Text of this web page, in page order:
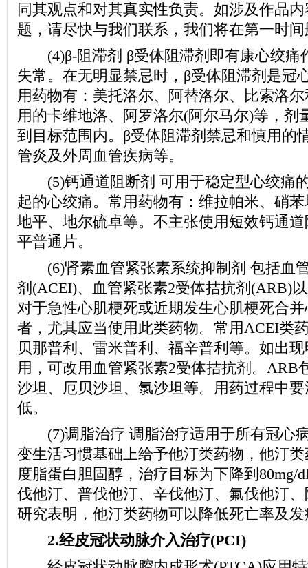
同其观点和对其真实性负责。如涉及作品
题，请尽快与我们联系，我们将在第一时
(4)β-阻滞剂 β受体阻滞剂即有康心绞痛
失常。在无明显禁忌时，β受体阻滞剂是冠
用药物有：美托洛尔、阿替洛尔、比索洛
用的卡维地洛、阿罗洛尔(阿尔马尔)等，剂
到目标范围内。β受体阻滞剂禁忌和慎用的
管炎及外周血管疾病等。
(5)钙通道阻断剂 可用于稳定型心绞痛
起的心绞痛。常用药物有：维拉帕米、硝
地平、地尔硫卓等。不主张使用短效钙通
平普通片。
(6)肾素血管紧张素系统抑制剂 包括血
剂(ACEI)、血管紧张素2受体拮抗剂(ARB)
对于急性心肌梗死或近期发生心肌梗死合
者，尤其应当使用此类药物。常用ACEI类
贝那普利、雷米普利、福辛普利等。如出
用，可改用血管紧张素2受体拮抗剂。ARB
沙坦、厄贝沙坦、氯沙坦等。用药过程中
低。
(7)调脂治疗 调脂治疗适用于所有冠心
变生活习惯基础上给予他汀类药物，他汀
度脂蛋白胆固醇，治疗目标为下降到80mg/
伐他汀、普伐他汀、辛伐他汀、氟伐他汀
研究表明，他汀类药物可以降低死亡率及
2.经皮冠状动脉介入治疗(PCI)